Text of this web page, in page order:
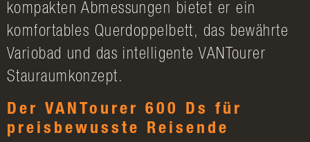
kompakten Abmessungen bietet er ein
komfortables Querdoppelbett, das bewährte
Variobad und das intelligente VANTourer
Stauraumkonzept.
Der VANTourer 600 Ds für
preisbewusste Reisende